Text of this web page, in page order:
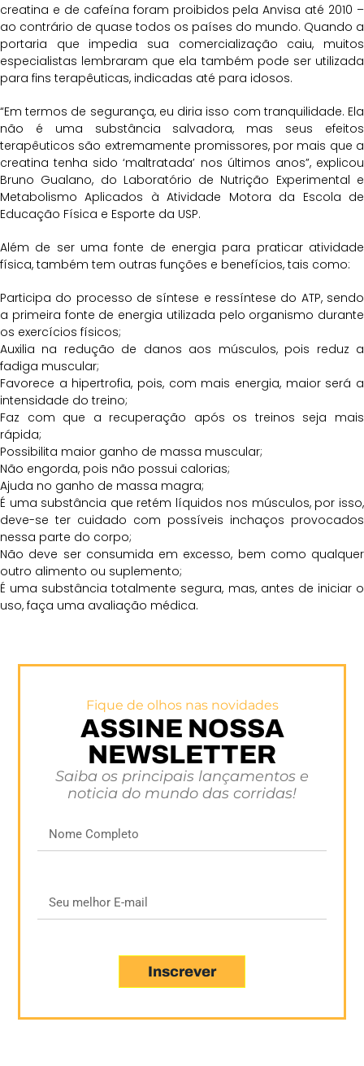
creatina e de cafeína foram proibidos pela Anvisa até 2010 –
ao contrário de quase todos os países do mundo. Quando a
portaria que impedia sua comercialização caiu, muitos
especialistas lembraram que ela também pode ser utilizada
para fins terapêuticas, indicadas até para idosos.
“Em termos de segurança, eu diria isso com tranquilidade. Ela
não é uma substância salvadora, mas seus efeitos
terapêuticos são extremamente promissores, por mais que a
creatina tenha sido ‘maltratada’ nos últimos anos”, explicou
Bruno Gualano, do Laboratório de Nutrição Experimental e
Metabolismo Aplicados à Atividade Motora da Escola de
Educação Física e Esporte da USP.
Além de ser uma fonte de energia para praticar atividade
física, também tem outras funções e benefícios, tais como:
Participa do processo de síntese e ressíntese do ATP, sendo
a primeira fonte de energia utilizada pelo organismo durante
os exercícios físicos;
Auxilia na redução de danos aos músculos, pois reduz a
fadiga muscular;
Favorece a hipertrofia, pois, com mais energia, maior será a
intensidade do treino;
Faz com que a recuperação após os treinos seja mais
rápida;
Possibilita maior ganho de massa muscular;
Não engorda, pois não possui calorias;
Ajuda no ganho de massa magra;
É uma substância que retém líquidos nos músculos, por isso,
deve-se ter cuidado com possíveis inchaços provocados
nessa parte do corpo;
Não deve ser consumida em excesso, bem como qualquer
outro alimento ou suplemento;
É uma substância totalmente segura, mas, antes de iniciar o
uso, faça uma avaliação médica.
Fique de olhos nas novidades
ASSINE NOSSA
NEWSLETTER
Saiba os principais lançamentos e
noticia do mundo das corridas!
Inscrever